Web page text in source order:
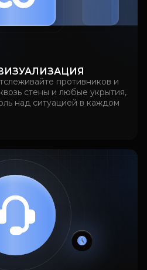
противников и
стены и любые укрытия,
над ситуацией в каждом